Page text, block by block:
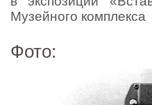
Музейного
Фото: